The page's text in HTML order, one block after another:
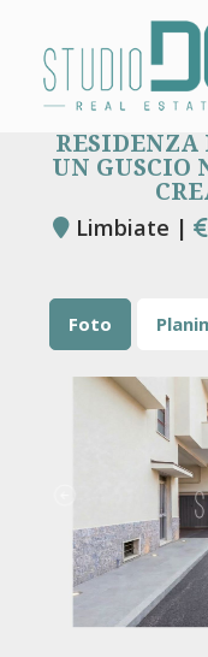
UN GUSCIO
Limbiate |
Foto